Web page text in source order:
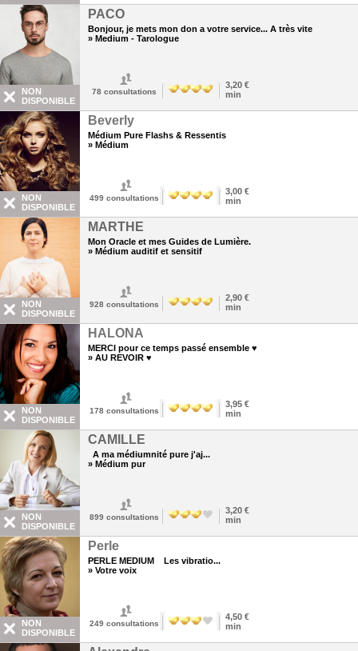
NON
DISPONIBLE
PACO
Bonjour, je mets mon don a votre service... A très vite
» Medium - Tarologue
78 consultations
3,20 €
min
NON
DISPONIBLE
Beverly
Médium Pure Flashs & Ressentis
» Médium
499consultations
3,00 €
min
NON
DISPONIBLE
MARTHE
Mon Oracle et mes Guides de Lumière.
» Médium auditif et sensitif
928 consultations
2,90 €
min
NON
DISPONIBLE
HALONA
MERCI pour ce temps passé ensemble ♥
» AU REVOIR ♥
178consultations
3,95 €
min
NON
DISPONIBLE
CAMILLE
A ma médiumnité pure j'aj...
» Médium pur
899 consultations
3,20 €
min
NON
DISPONIBLE
Perle
PERLE MEDIUM Les vibratio...
» Votre voix
249consultations
4,50 €
min